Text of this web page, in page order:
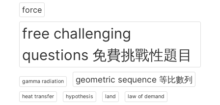
force
free challenging
questions 免費挑戰性題目
gamma radiation geometric sequence 等比數列
heat transfer hypothesis land law of demand